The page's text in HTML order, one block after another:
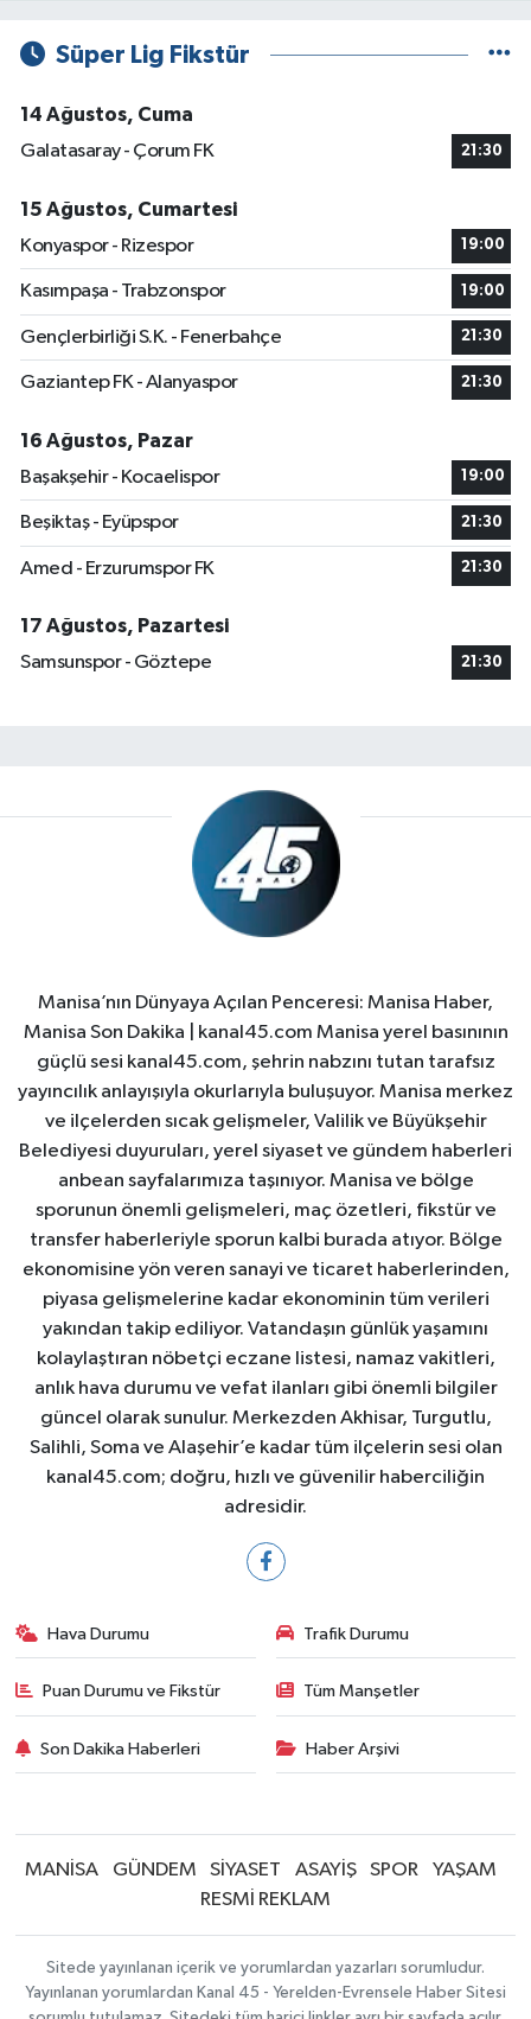
Süper Lig Fikstür
14 Ağustos, Cuma
Galatasaray - Çorum FK
21:30
15 Ağustos, Cumartesi
Konyaspor - Rizespor
19:00
Kasımpaşa - Trabzonspor 19:00
Gençlerbirliği S.K. - Fenerbahçe 21:30
Gaziantep FK - Alanyaspor 21:30
16 Ağustos, Pazar
Başakşehir - Kocaelispor
19:00
Beşiktaş - Eyüpspor 21:30
Amed - Erzurumspor FK 21:30
17 Ağustos, Pazartesi
Samsunspor - Göztepe
21:30
Manisa’nın Dünyaya Açılan Penceresi: Manisa Haber,
Manisa Son Dakika | kanal45.com Manisa yerel basınının
güçlü sesi kanal45.com, şehrin nabzını tutan tarafsız
yayıncılık anlayışıyla okurlarıyla buluşuyor. Manisa merkez
ve ilçelerden sıcak gelişmeler, Valilik ve Büyükşehir
Belediyesi duyuruları, yerel siyaset ve gündem haberleri
anbean sayfalarımıza taşınıyor. Manisa ve bölge
sporunun önemli gelişmeleri, maç özetleri, fikstür ve
transfer haberleriyle sporun kalbi burada atıyor. Bölge
ekonomisine yön veren sanayi ve ticaret haberlerinden,
piyasa gelişmelerine kadar ekonominin tüm verileri
yakından takip ediliyor. Vatandaşın günlük yaşamını
kolaylaştıran nöbetçi eczane listesi, namaz vakitleri,
anlık hava durumu ve vefat ilanları gibi önemli bilgiler
güncel olarak sunulur. Merkezden Akhisar, Turgutlu,
Salihli, Soma ve Alaşehir’e kadar tüm ilçelerin sesi olan
kanal45.com; doğru, hızlı ve güvenilir haberciliğin
adresidir.
Hava Durumu Trafik Durumu
Puan Durumu ve Fikstür Tüm Manşetler
Son Dakika Haberleri Haber Arşivi
MANİSA GÜNDEM SİYASET ASAYİŞ SPOR
YAŞAM
RESMİ REKLAM
Sitede yayınlanan içerik ve yorumlardan yazarları sorumludur.
Yayınlanan yorumlardan Kanal 45 - Yerelden-Evrensele Haber Sitesi